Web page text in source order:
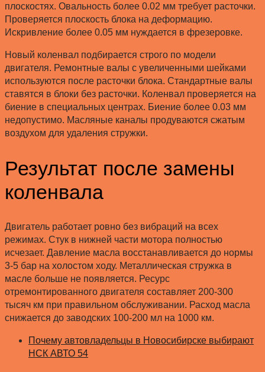
плоскостях. Овальность более 0.02 мм требует расточки.
Проверяется плоскость блока на деформацию.
Искривление более 0.05 мм нуждается в фрезеровке.
Новый коленвал подбирается строго по модели
двигателя. Ремонтные валы с увеличенными шейками
используются после расточки блока. Стандартные валы
ставятся в блоки без расточки. Коленвал проверяется на
биение в специальных центрах. Биение более 0.03 мм
недопустимо. Масляные каналы продуваются сжатым
воздухом для удаления стружки.
Результат после замены
коленвала
Двигатель работает ровно без вибраций на всех
режимах. Стук в нижней части мотора полностью
исчезает. Давление масла восстанавливается до нормы
3-5 бар на холостом ходу. Металлическая стружка в
масле больше не появляется. Ресурс
отремонтированного двигателя составляет 200-300
тысяч км при правильном обслуживании. Расход масла
снижается до заводских 100-200 мл на 1000 км.
Почему автовладельцы в Новосибирске выбирают
НСК АВТО 54